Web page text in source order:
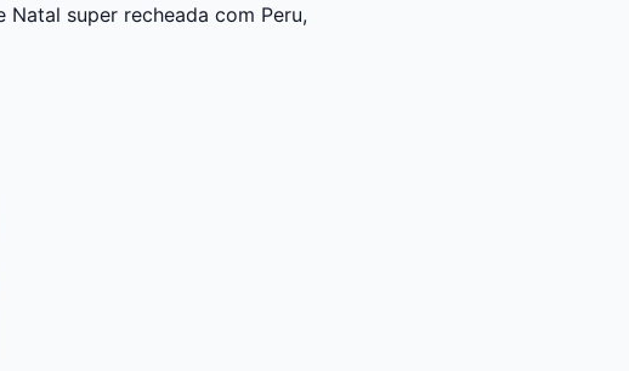
Natal super recheada com Peru,